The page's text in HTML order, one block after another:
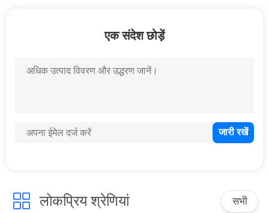
एक संदेश छोड़ें
लोकप्रिय श्रेणियां सभी